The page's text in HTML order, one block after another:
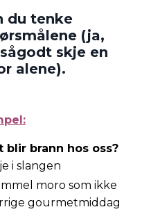
du tenke
(ja,
skje en
alene).
blir brann hos oss?
i slangen
moro som ikke
gourmetmiddag